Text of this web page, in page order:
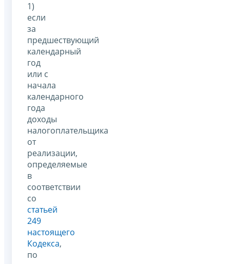
1)
если
за
предшествующий
календарный
год
или с
начала
календарного
года
доходы
налогоплательщика
от
реализации,
определяемые
в
соответствии
со
статьей
249
настоящего
Кодекса,
по